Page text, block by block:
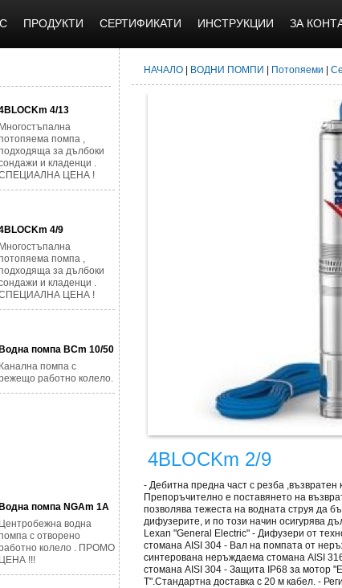
ПРОДУКТИ СЕРТИФИКАТИ ИНСТРУКЦИИ ЗА
4/13
Многостъпална
помпа ,
за дълбоки
и кладенци .
ЦЕНА !
4/9
Многостъпална
помпа ,
за дълбоки
и кладенци .
ЦЕНА !
Водна помпа BCm 10/50
Канална помпа с
работно колело.
помпа NGAm 1A
Центробежна водна
с отворено
колело . ПРОМО
ЦЕНА !!!
НАЧАЛО ВОДНИ ПОМПИ Потопяеми
4BLOCKm 2/9
- Дебитна предна част с резба
Препоръчително е поставянето на
позволява тежеста на водната струя да
дифузерите, и по този начин осигурява
Lexan "General Electric" - Дифузери от
стомана AISI 304 - Вал на помпата от
синтерована неръждаема стомана AISI
стомана AISI 304 - Защита IP68 за мотор
Т".Стандартна доставка с 20 м кабел. -